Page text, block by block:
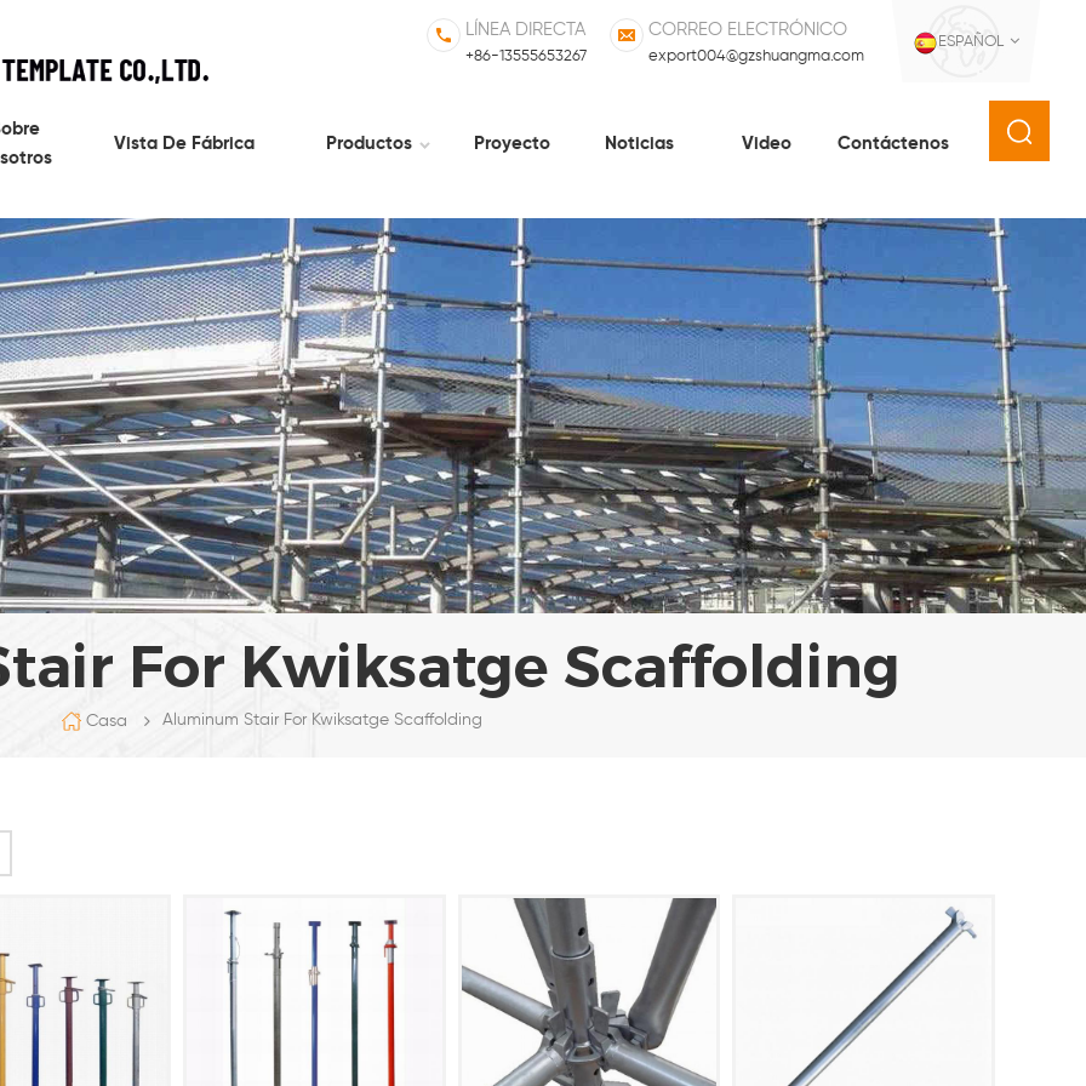
ESPAÑOL
LÍNEA DIRECTA
+86-13555653267
CORREO ELECTRÓNICO
export004@gzshuangma.com
Vista De Fábrica Productos Proyecto Noticias Video Contáctenos
For Kwiksatge Scaffolding
Casa Aluminum Stair For Kwiksatge Scaffolding